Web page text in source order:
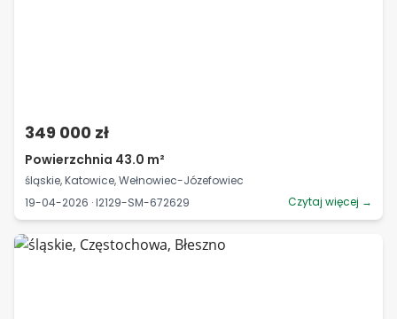
349 000 zł
Powierzchnia 43.0 m²
śląskie, Katowice, Wełnowiec-Józefowiec
19-04-2026 · I2129-SM-672629
Czytaj więcej →